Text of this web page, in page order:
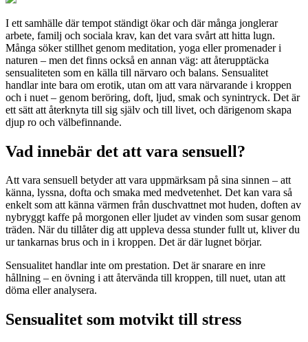
I ett samhälle där tempot ständigt ökar och där många jonglerar
arbete, familj och sociala krav, kan det vara svårt att hitta lugn.
Många söker stillhet genom meditation, yoga eller promenader i
naturen – men det finns också en annan väg: att återupptäcka
sensualiteten som en källa till närvaro och balans. Sensualitet
handlar inte bara om erotik, utan om att vara närvarande i kroppen
och i nuet – genom beröring, doft, ljud, smak och synintryck. Det är
ett sätt att återknyta till sig själv och till livet, och därigenom skapa
djup ro och välbefinnande.
Vad innebär det att vara sensuell?
Att vara sensuell betyder att vara uppmärksam på sina sinnen – att
känna, lyssna, dofta och smaka med medvetenhet. Det kan vara så
enkelt som att känna värmen från duschvattnet mot huden, doften av
nybryggt kaffe på morgonen eller ljudet av vinden som susar genom
träden. När du tillåter dig att uppleva dessa stunder fullt ut, kliver du
ur tankarnas brus och in i kroppen. Det är där lugnet börjar.
Sensualitet handlar inte om prestation. Det är snarare en inre
hållning – en övning i att återvända till kroppen, till nuet, utan att
döma eller analysera.
Sensualitet som motvikt till stress